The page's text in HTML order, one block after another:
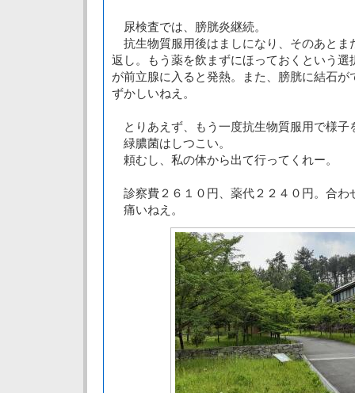
尿検査では、膀胱炎継続。
抗生物質服用後はましになり、そのあとま
返し。もう薬を飲まずにほっておくという選
が前立腺に入ると発熱。また、膀胱に結石
ずかしいねえ。
とりあえず、もう一度抗生物質服用で様子
緑膿菌はしつこい。
頼むし、私の体から出て行ってくれー。
診察費２６１０円、薬代２２４０円。合わ
痛いねえ。